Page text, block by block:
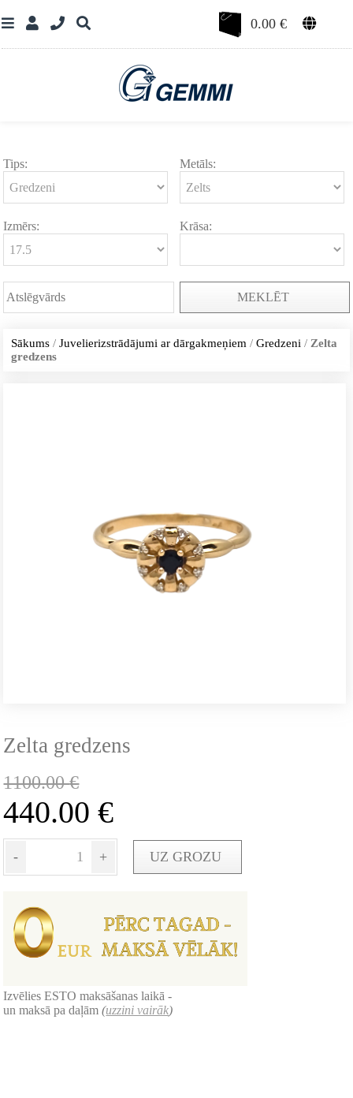
0.00€
Tips: Metāls:
Izmērs: Krāsa:
MEKLĒT
Sākums /Juvelierizstrādājumi ar dārgakmeņiem /Gredzeni / Zelta
gredzens
Zelta gredzens
1100.00€
440.00€
- + UZ GROZU
Izvēlies ESTO maksāšanas laikā -
un maksā pa daļām(uzzini vairāk)